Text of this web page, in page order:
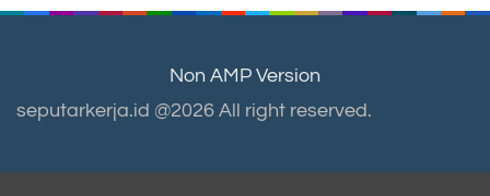
Non AMP Version
seputarkerja.id @2026 All right reserved.